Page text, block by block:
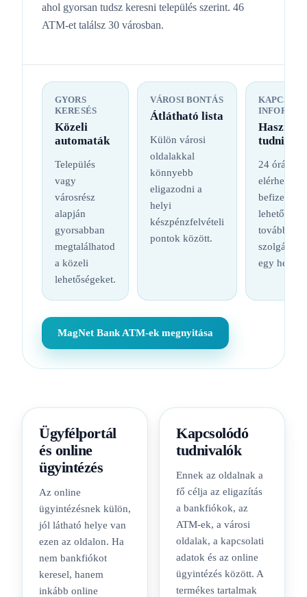
ahol gyorsan tudsz keresni település szerint. 46
ATM-et találsz 30 városban.
GYORS
KERESÉS
Közeli
automaták
Település
vagy
városrész
alapján
gyorsabban
megtalálhatod
a közeli
lehetőségeket.
VÁROSI BONTÁS
Átlátható lista
Külön városi
oldalakkal
könnyebb
eligazodni a
helyi
készpénzfelvételi
pontok között.
Hasznos
24 órás
befizetési
lehetőség
további
egy
MagNet Bank ATM-ek megnyitása
Ügyfélportál
és online
ügyintézés
Az online
ügyintézésnek külön,
jól látható helye van
ezen az oldalon. Ha
nem bankfiókot
keresel, hanem
inkább online
Kapcsolódó
tudnivalók
Ennek az oldalnak a
fő célja az eligazítás
a bankfiókok, az
ATM-ek, a városi
oldalak, a kapcsolati
adatok és az online
ügyintézés között. A
termékes tartalmak